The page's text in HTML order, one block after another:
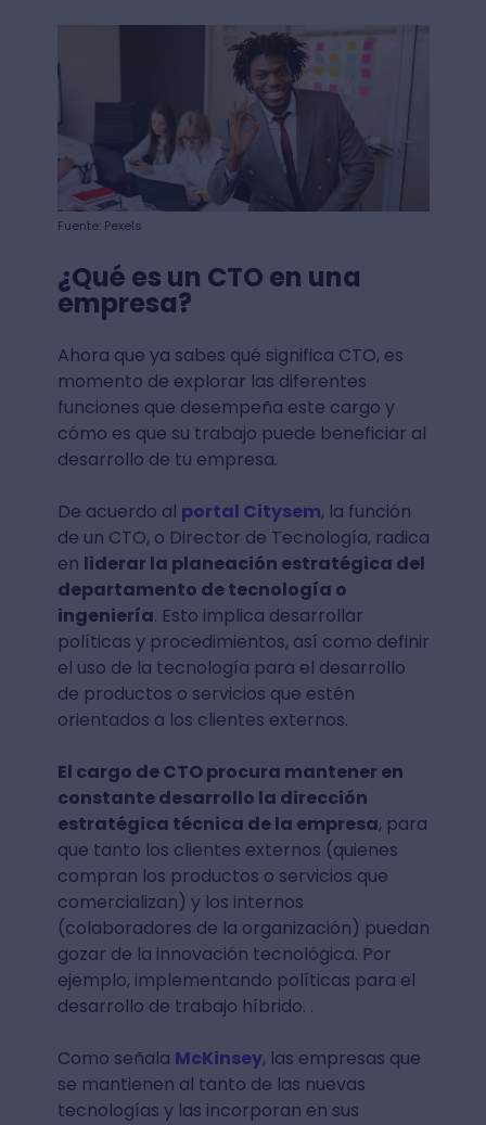
Fuente: Pexels
¿Qué es un CTO en una
empresa?
Ahora que ya sabes qué significa CTO, es
momento de explorar las diferentes
funciones que desempeña este cargo y
cómo es que su trabajo puede beneficiar al
desarrollo de tu empresa.
De acuerdo al portal Citysem, la función
de un CTO, o Director de Tecnología, radica
en liderar la planeación estratégica del
departamento de tecnología o
ingeniería. Esto implica desarrollar
políticas y procedimientos, así como definir
el uso de la tecnología para el desarrollo
de productos o servicios que estén
orientados a los clientes externos.
El cargo de CTO procura mantener en
constante desarrollo la dirección
estratégica técnica de la empresa, para
que tanto los clientes externos (quienes
compran los productos o servicios que
comercializan) y los internos
(colaboradores de la organización) puedan
gozar de la innovación tecnológica. Por
ejemplo, implementando políticas para el
desarrollo de trabajo híbrido. .
Como señala McKinsey, las empresas que
se mantienen al tanto de las nuevas
tecnologías y las incorporan en sus